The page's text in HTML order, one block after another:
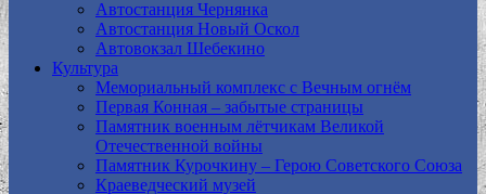
Автостанция Чернянка
Автостанция Новый Оскол
Автовокзал Шебекино
Культура
Мемориальный комплекс с Вечным огнём
Первая Конная – забытые страницы
Памятник военным лётчикам Великой
Отечественной войны
Памятник Курочкину – Герою Советского Союза
Краеведческий музей